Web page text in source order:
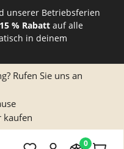
unserer Betriebsferien
15 % Rabatt auf alle
in deinem
Rufen Sie uns an
kaufen
0